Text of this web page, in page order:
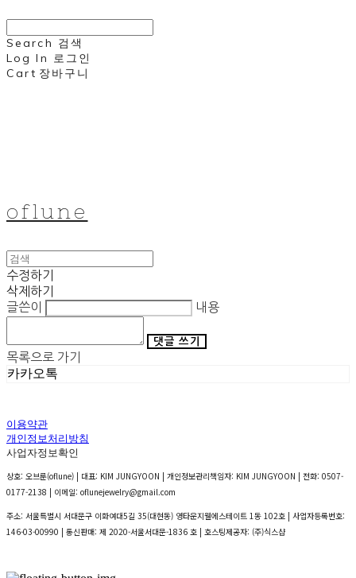
Search 검색
Log In 로그인
Cart 장바구니
oflune
수정하기
삭제하기
글쓴이
내용
댓글 쓰기
목록으로 가기
카카오톡
이용약관
개인정보처리방침
사업자정보확인
상호: 오브룬(oflune) | 대표: KIM JUNGYOON | 개인정보관리책임자: KIM JUNGYOON | 전화: 0507-
0177-2138 | 이메일: oflunejewelry@gmail.com
주소: 서울특별시 서대문구 이화여대5길 35(대현동) 영타운지웰에스테이트 1동 102호 | 사업자등록번호:
146-03-00990 | 통신판매: 제 2020-서울서대문-1836 호 | 호스팅제공자: (주)식스샵